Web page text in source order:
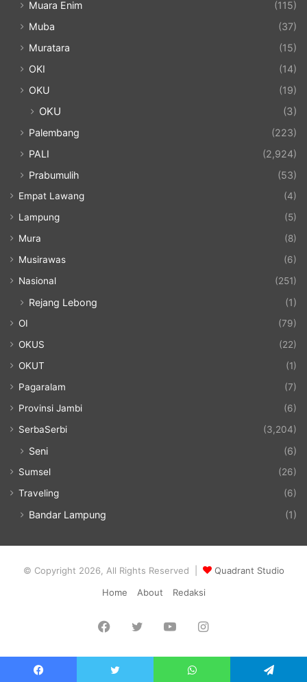
Muara Enim
(115)
Muba
(37)
Muratara
(15)
OKI
(14)
OKU
(19)
OKU (3)
Palembang
(223)
PALI
(2,924)
Prabumulih
(53)
Empat Lawang
(4)
Lampung
(5)
Mura
(8)
Musirawas
(6)
Nasional
(251)
Rejang Lebong (1)
OI
(79)
OKUS
(22)
OKUT
(1)
Pagaralam
(7)
Provinsi Jambi
(6)
SerbaSerbi
(3,204)
Seni (6)
Sumsel
(26)
Traveling
(6)
Bandar Lampung (1)
© Copyright 2026, All Rights Reserved |
Quadrant Studio
Home
About Redaksi
Facebook
Twitter YouTubeInstagram